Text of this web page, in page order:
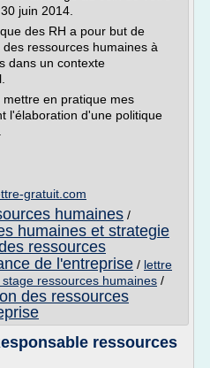
juin 2014.
des RH a pour but de
ressources humaines à
dans un contexte
en pratique mes
l'élaboration d'une politique
gratuit.com
humaines /
humaines et strategie
ressources
de l'entreprise / lettre
ressources humaines /
des ressources
ressources